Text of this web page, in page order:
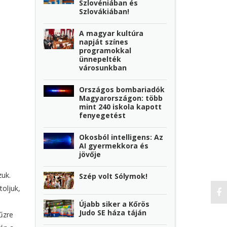
Szlovéniában és
Szlovákiában!
A magyar kultúra
napját színes
programokkal
ünnepelték
városunkban
Országos bombariadók
Magyarországon: több
mint 240 iskola kapott
fenyegetést
Okosból intelligens: Az
AI gyermekkora és
jövője
Szép volt Sólymok!
Újabb siker a Kőrös
Judo SE háza táján